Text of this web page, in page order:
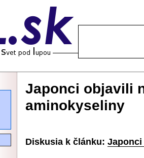
Japonci objavili
aminokyseliny
Diskusia k článku: